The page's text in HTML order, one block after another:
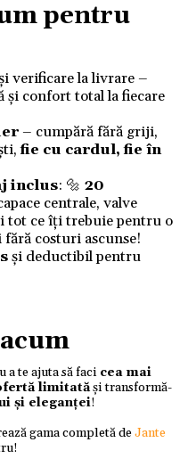
pentru
verificare la livrare –
confort total la fiecare
– cumpără fără griji,
fie cu cardul, fie în
inclus: 🔩 20
centrale, valve
tot ce îți trebuie pentru o
costuri ascunse!
și deductibil pentru
te ajuta să faci cea mai
limitatăși transformă-
și eleganței!
gama completă deJante